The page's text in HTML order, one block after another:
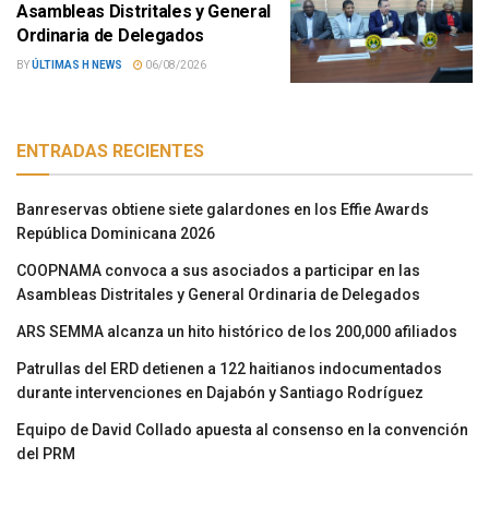
Asambleas Distritales y General
Ordinaria de Delegados
BYÚLTIMAS H NEWS 06/08/2026
ENTRADAS RECIENTES
Banreservas obtiene siete galardones en los Effie Awards
República Dominicana 2026
COOPNAMA convoca a sus asociados a participar en las
Asambleas Distritales y General Ordinaria de Delegados
ARS SEMMA alcanza un hito histórico de los 200,000 afiliados
Patrullas del ERD detienen a 122 haitianos indocumentados
durante intervenciones en Dajabón y Santiago Rodríguez
Equipo de David Collado apuesta al consenso en la convención
del PRM